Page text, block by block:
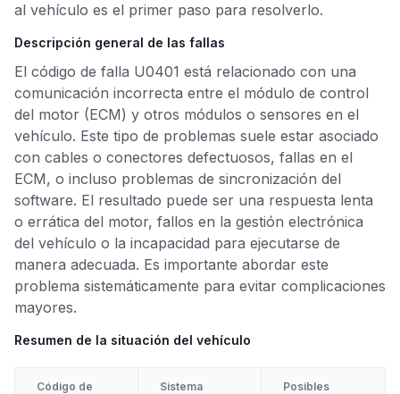
al vehículo es el primer paso para resolverlo.
Descripción general de las fallas
El código de falla U0401 está relacionado con una
comunicación incorrecta entre el módulo de control
del motor (ECM) y otros módulos o sensores en el
vehículo. Este tipo de problemas suele estar asociado
con cables o conectores defectuosos, fallas en el
ECM, o incluso problemas de sincronización del
software. El resultado puede ser una respuesta lenta
o errática del motor, fallos en la gestión electrónica
del vehículo o la incapacidad para ejecutarse de
manera adecuada. Es importante abordar este
problema sistemáticamente para evitar complicaciones
mayores.
Resumen de la situación del vehículo
Código de
Sistema
Posibles